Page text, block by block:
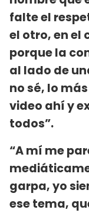
falte el
el otro, en el
porque la
al lado de
no sé, lo
video ahí y
todos”.
“A mí me
garpa, yo
ese tema,